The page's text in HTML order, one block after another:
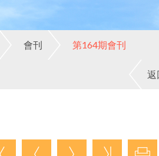
會刊 第164期會刊
返